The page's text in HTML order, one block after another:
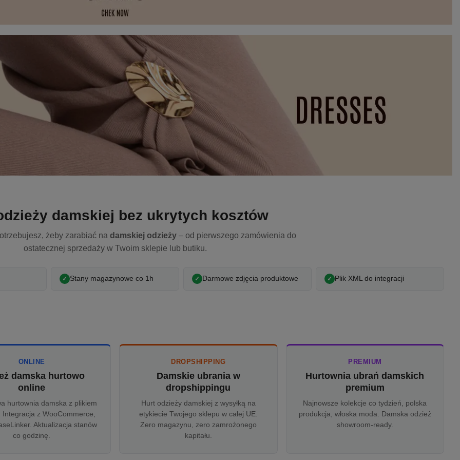
damskiej bez ukrytych kosztów
żeby zarabiać na damskiej odzieży – od pierwszego zamówienia do
ostatecznej sprzedaży w Twoim sklepie lub butiku.
Stany magazynowe co 1h Darmowe zdjęcia produktowe Plik XML do integracji
ONLINE
damska hurtowo
online
hurtownia damska z plikiem
Integracja z WooCommerce,
Aktualizacja stanów
co godzinę.
DROPSHIPPING
Damskie ubrania w
dropshippingu
Hurt odzieży damskiej z wysyłką na
etykiecie Twojego sklepu w całej UE.
Zero magazynu, zero zamrożonego
kapitału.
PREMIUM
Hurtownia ubrań damskich
premium
Najnowsze kolekcje co tydzień, polska
produkcja, włoska moda. Damska odzież
showroom-ready.